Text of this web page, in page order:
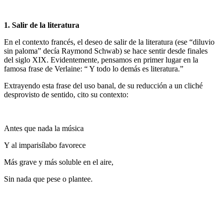
1. Salir de la literatura
En el contexto francés, el deseo de salir de la literatura (ese “diluvio
sin paloma” decía Raymond Schwab) se hace sentir desde finales
del siglo XIX. Evidentemente, pensamos en primer lugar en la
famosa frase de Verlaine: “ Y todo lo demás es literatura.”
Extrayendo esta frase del uso banal, de su reducción a un cliché
desprovisto de sentido, cito su contexto:
Antes que nada la música
Y al imparisílabo favorece
Más grave y más soluble en el aire,
Sin nada que pese o plantee.